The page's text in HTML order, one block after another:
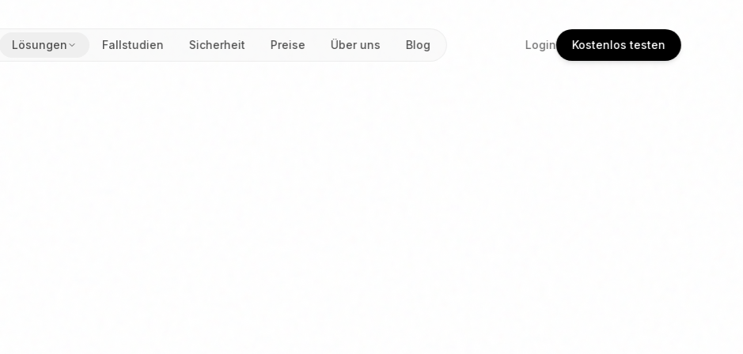
Lösungen Fallstudien Sicherheit Preise Über uns Blog Login Kostenlos testen